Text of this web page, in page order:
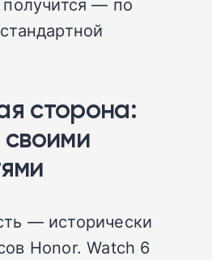
сторона:
— исторически
Honor. Watch 6